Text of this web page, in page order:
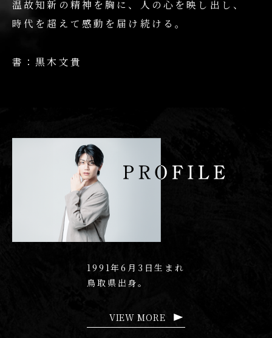
温故知新の精神を胸に、人の心を映し出し、
時代を超えて感動を届け続ける。
書：黒木文貴
1991年6月3日生まれ
鳥取県出身。
VIEW MORE